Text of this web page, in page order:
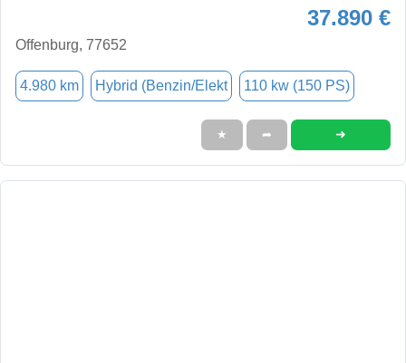
37.890 €
Offenburg, 77652
4.980 km Hybrid (Benzin/Elekt 110 kw (150 PS)
★ ➦ ➜